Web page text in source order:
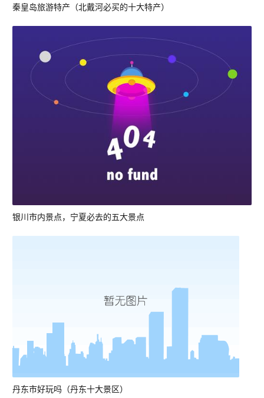
秦皇岛旅游特产（北戴河必买的十大特产）
银川市内景点，宁夏必去的五大景点
丹东市好玩吗（丹东十大景区）